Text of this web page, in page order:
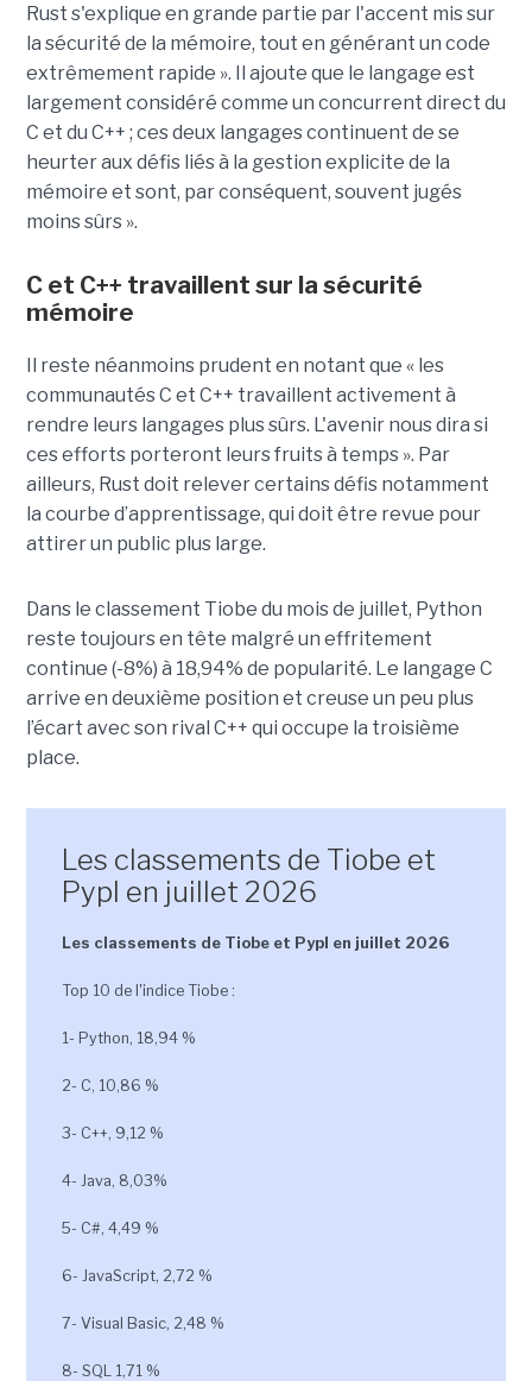
Rust s'explique en grande partie par l'accent mis sur
la sécurité de la mémoire, tout en générant un code
extrêmement rapide ». Il ajoute que le langage est
largement considéré comme un concurrent direct du
C et du C++ ; ces deux langages continuent de se
heurter aux défis liés à la gestion explicite de la
mémoire et sont, par conséquent, souvent jugés
moins sûrs ».
C et C++ travaillent sur la sécurité
mémoire
Il reste néanmoins prudent en notant que « les
communautés C et C++ travaillent activement à
rendre leurs langages plus sûrs. L'avenir nous dira si
ces efforts porteront leurs fruits à temps ». Par
ailleurs, Rust doit relever certains défis notamment
la courbe d’apprentissage, qui doit être revue pour
attirer un public plus large.
Dans le classement Tiobe du mois de juillet, Python
reste toujours en tête malgré un effritement
continue (-8%) à 18,94% de popularité. Le langage C
arrive en deuxième position et creuse un peu plus
l’écart avec son rival C++ qui occupe la troisième
place.
Les classements de Tiobe et
Pypl en juillet 2026
Les classements de Tiobe et Pypl en juillet 2026
Top 10 de l'indice Tiobe :
1- Python, 18,94 %
2- C, 10,86 %
3- C++, 9,12 %
4- Java, 8,03%
5- C#, 4,49 %
6- JavaScript, 2,72 %
7- Visual Basic, 2,48 %
8- SQL 1,71 %